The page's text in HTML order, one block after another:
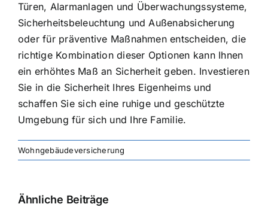
Türen, Alarmanlagen und Überwachungssysteme,
Sicherheitsbeleuchtung und Außenabsicherung
oder für präventive Maßnahmen entscheiden, die
richtige Kombination dieser Optionen kann Ihnen
ein erhöhtes Maß an Sicherheit geben. Investieren
Sie in die Sicherheit Ihres Eigenheims und
schaffen Sie sich eine ruhige und geschützte
Umgebung für sich und Ihre Familie.
Wohngebäudeversicherung
Ähnliche Beiträge